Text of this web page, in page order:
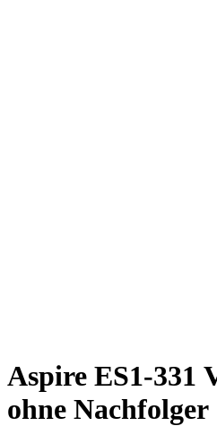
Aspire ES1-331
ohne Nachfolger